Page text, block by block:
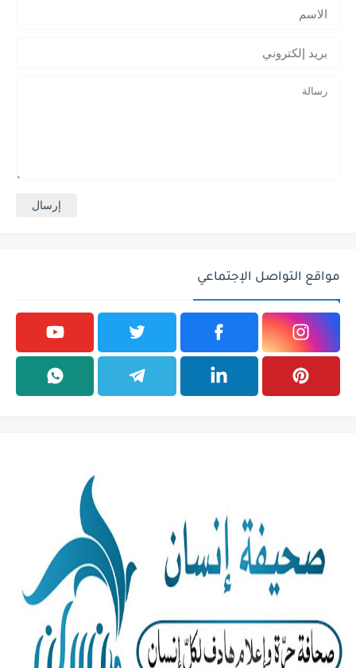
مواقع التواصل الإجتماعي